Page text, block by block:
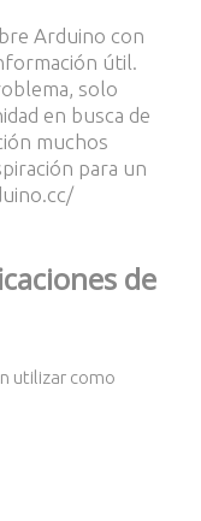
Arduino con
útil.
solo
en busca de
muchos
para un
de
utilizar como